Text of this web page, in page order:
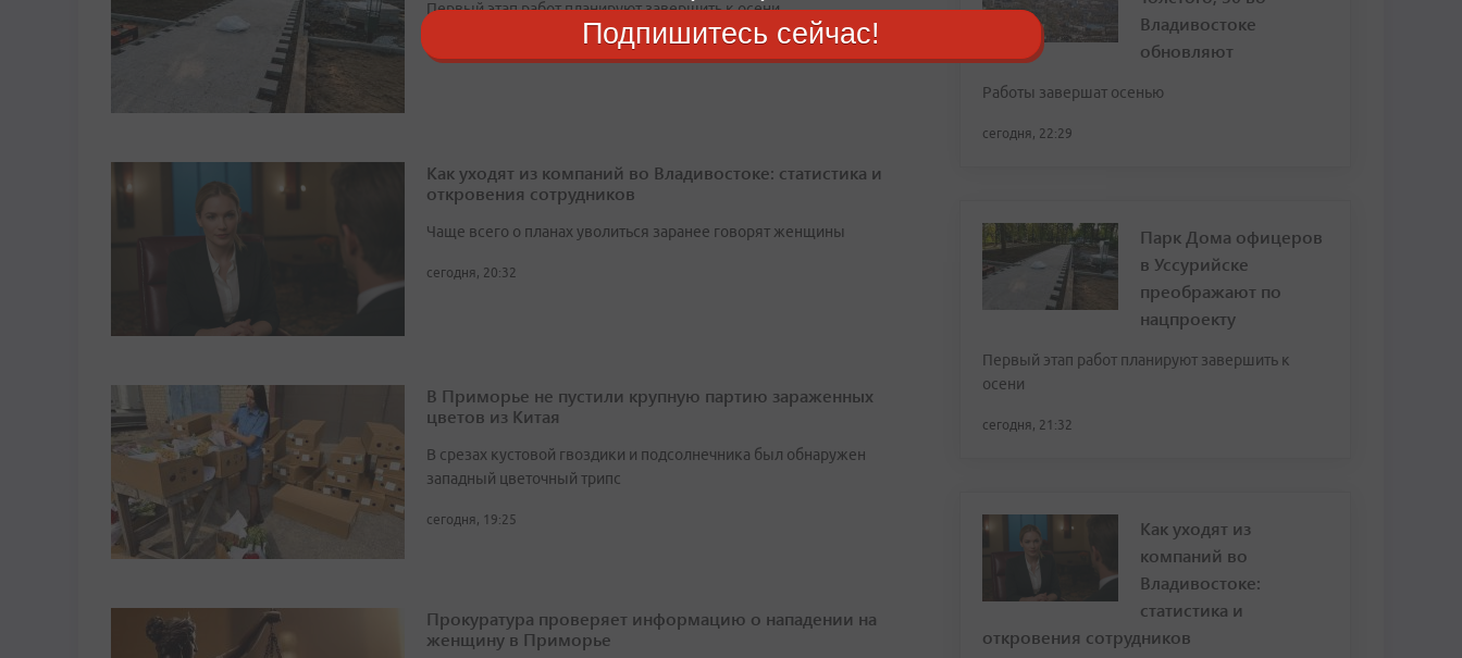
Первый этап работ планируют завершить к осени
Как уходят из компаний во Владивостоке: статистика и
откровения сотрудников
Чаще всего о планах уволиться заранее говорят женщины
сегодня, 20:32
В Приморье не пустили крупную партию зараженных
цветов из Китая
В срезах кустовой гвоздики и подсолнечника был обнаружен
западный цветочный трипс
сегодня, 19:25
Прокуратура проверяет информацию о нападении на
женщину в Приморье
Владивостоке
обновляют
Работы завершат осенью
сегодня, 22:29
Парк Дома офицеров
в Уссурийске
преображают по
нацпроекту
Первый этап работ планируют завершить к
осени
сегодня, 21:32
Как уходят из
компаний во
Владивостоке:
статистика и
откровения сотрудников
Подпишитесь сейчас!